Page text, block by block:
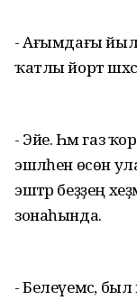
- Ағымдағы
ҡатлы йорт
- Эйе. Һәм газ
эшләһен өсөн
эштәр беҙҙең
зонаһында.
- Белеүемсә, был